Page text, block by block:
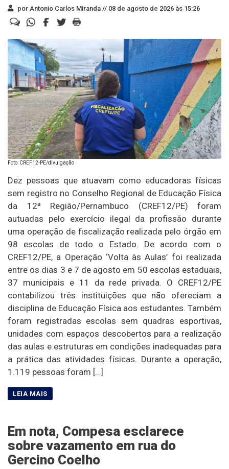
por Antonio Carlos Miranda // 08 de agosto de 2026 às 15:26
Foto: CREF12-PE/divulgação
Dez pessoas que atuavam como educadoras físicas
sem registro no Conselho Regional de Educação Física
da 12ª Região/Pernambuco (CREF12/PE) foram
autuadas pelo exercício ilegal da profissão durante
uma operação de fiscalização realizada pelo órgão em
98 escolas de todo o Estado. De acordo com o
CREF12/PE, a Operação ‘Volta às Aulas’ foi realizada
entre os dias 3 e 7 de agosto em 50 escolas estaduais,
37 municipais e 11 da rede privada. O CREF12/PE
contabilizou três instituições que não ofereciam a
disciplina de Educação Física aos estudantes. Também
foram registradas escolas sem quadras esportivas,
unidades com espaços descobertos para a realização
das aulas e estruturas em condições inadequadas para
a prática das atividades físicas. Durante a operação,
1.119 pessoas foram […]
Em nota, Compesa esclarece
sobre vazamento em rua do
Gercino Coelho